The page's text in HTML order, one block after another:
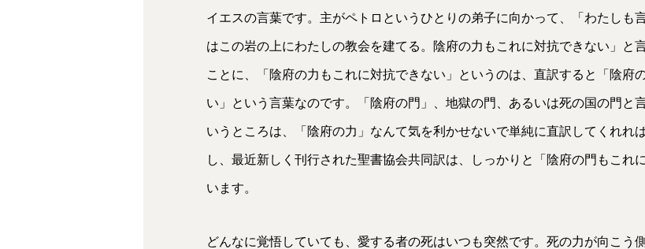
イエスの言葉です。主がペトロというひとりの弟子に向かって、「わたしも
はこの岩の上にわたしの教会を建てる。陰府の力もこれに対抗できない」と
ことに、「陰府の力もこれに対抗できない」というのは、直訳すると「陰府
い」という言葉なのです。「陰府の門」、地獄の門、あるいは死の国の門と
いうところは、「陰府の力」なんて気を利かせないで単純に直訳してくれれ
し、最近新しく刊行された聖書協会共同訳は、しっかりと「陰府の門もこれ
います。
どんなに覚悟していても、愛する者の死はいつも突然です。死の力が向こう